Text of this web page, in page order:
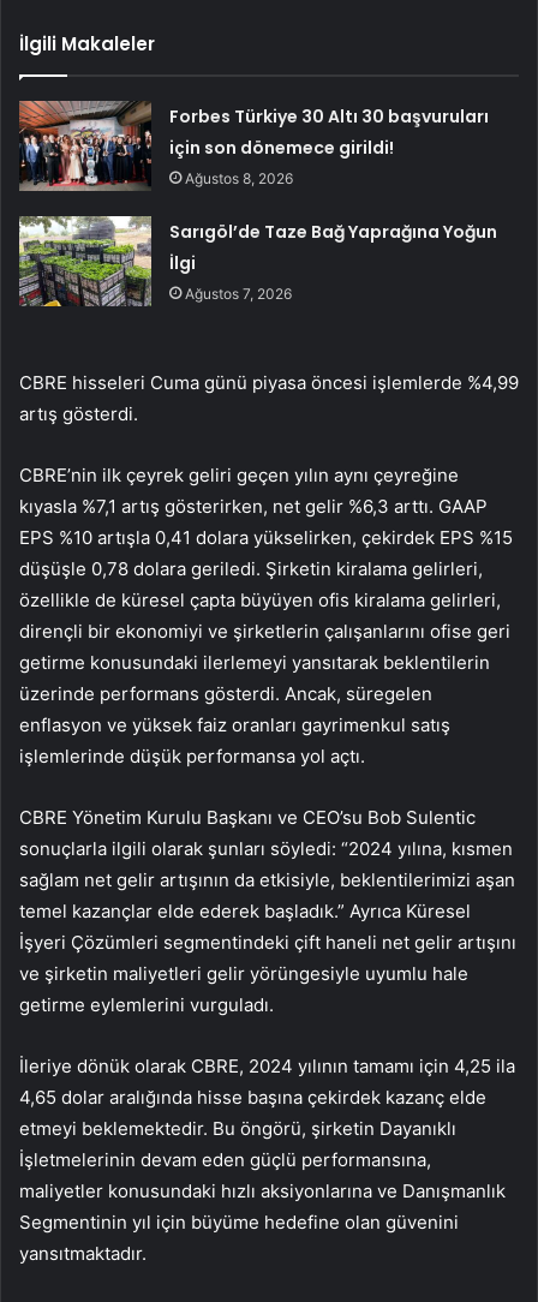
İlgili Makaleler
Forbes Türkiye 30 Altı 30 başvuruları
için son dönemece girildi!
Ağustos 8, 2026
Sarıgöl’de Taze Bağ Yaprağına Yoğun
İlgi
Ağustos 7, 2026
CBRE hisseleri Cuma günü piyasa öncesi işlemlerde %4,99
artış gösterdi.
CBRE’nin ilk çeyrek geliri geçen yılın aynı çeyreğine
kıyasla %7,1 artış gösterirken, net gelir %6,3 arttı. GAAP
EPS %10 artışla 0,41 dolara yükselirken, çekirdek EPS %15
düşüşle 0,78 dolara geriledi. Şirketin kiralama gelirleri,
özellikle de küresel çapta büyüyen ofis kiralama gelirleri,
dirençli bir ekonomiyi ve şirketlerin çalışanlarını ofise geri
getirme konusundaki ilerlemeyi yansıtarak beklentilerin
üzerinde performans gösterdi. Ancak, süregelen
enflasyon ve yüksek faiz oranları gayrimenkul satış
işlemlerinde düşük performansa yol açtı.
CBRE Yönetim Kurulu Başkanı ve CEO’su Bob Sulentic
sonuçlarla ilgili olarak şunları söyledi: “2024 yılına, kısmen
sağlam net gelir artışının da etkisiyle, beklentilerimizi aşan
temel kazançlar elde ederek başladık.” Ayrıca Küresel
İşyeri Çözümleri segmentindeki çift haneli net gelir artışını
ve şirketin maliyetleri gelir yörüngesiyle uyumlu hale
getirme eylemlerini vurguladı.
İleriye dönük olarak CBRE, 2024 yılının tamamı için 4,25 ila
4,65 dolar aralığında hisse başına çekirdek kazanç elde
etmeyi beklemektedir. Bu öngörü, şirketin Dayanıklı
İşletmelerinin devam eden güçlü performansına,
maliyetler konusundaki hızlı aksiyonlarına ve Danışmanlık
Segmentinin yıl için büyüme hedefine olan güvenini
yansıtmaktadır.